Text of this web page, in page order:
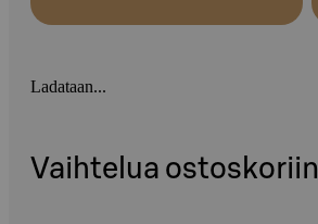
Ladataan...
Vaihtelua ostoskoriin